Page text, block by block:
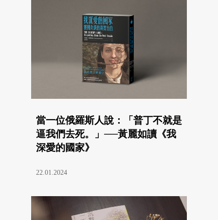
當一位俄羅斯人說：「普丁不就是
逼我們去死。」──黃麗如讀《我
深愛的國家》
22.01.2024